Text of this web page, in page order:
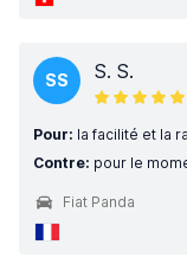
SS S. S.
Pour: la facilité et la
Contre: pour le
Fiat Panda